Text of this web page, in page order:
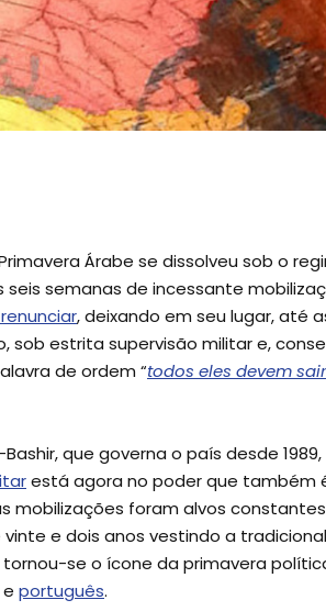
Árabe se dissolveu sob o
semanas de incessante
, deixando em seu lugar, até
sob estrita supervisão militar e,
de ordem “todos eles devem sair
que governa o país desde
está agora no poder que também
mobilizações foram alvos
e dois anos vestindo a
se o ícone da primavera
e português.